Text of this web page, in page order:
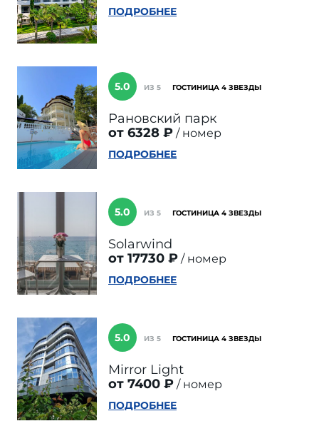
ПОДРОБНЕЕ
5.0 ИЗ 5 ГОСТИНИЦА 4 ЗВЕЗДЫ
Рановский парк
от 6328 ₽
номер
ПОДРОБНЕЕ
5.0 ИЗ 5 ГОСТИНИЦА 4 ЗВЕЗДЫ
Solarwind
от 17730 ₽
номер
ПОДРОБНЕЕ
5.0 ИЗ 5 ГОСТИНИЦА 4 ЗВЕЗДЫ
Mirror Light
от 7400 ₽
номер
ПОДРОБНЕЕ